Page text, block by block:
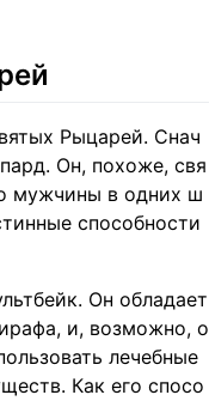
Рыцарей. Снач
Он, похоже, свя
мужчины в одних ш
способности
Он обладает
и, возможно, о
лечебные
Как его спосо